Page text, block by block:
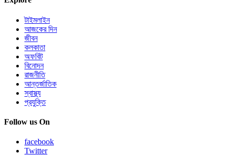
টাইমলাইন
আজকের দিন
জীবন
কলকাতা
অফবিট
বিনোদন
রাজনীতি
আন্তর্জাতিক
স্বাস্থ্য
প্রযুক্তি
Follow us On
facebook
Twitter